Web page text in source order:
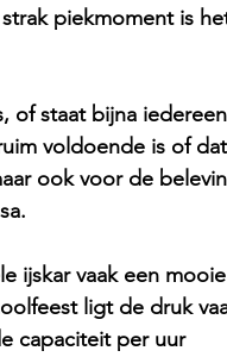
piekmoment is
of staat bijna iedereen
voldoende is of dat
ook voor de
ijskar vaak een
ligt de druk
capaciteit per uur